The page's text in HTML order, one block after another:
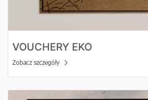
VOUCHERY EKO
Zobacz szczegóły
Zobacz szczegóły Vouchery Hot Stamping